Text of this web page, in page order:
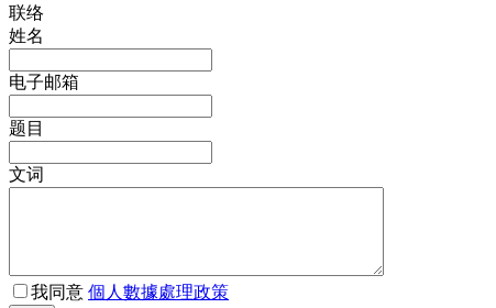
联络
姓名
电子邮箱
题目
文词
我同意 個人數據處理政策